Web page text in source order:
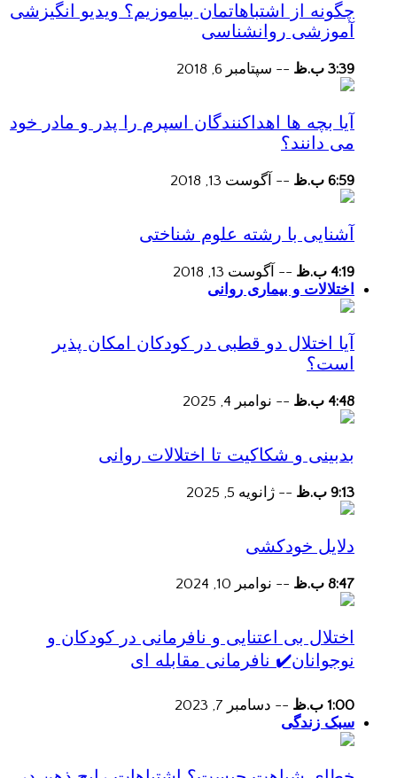
چگونه از اشتباهاتمان بیاموزیم؟ ویدیو انگیزشی
آموزشی روانشناسی
3:39 ب.ظ -- سپتامبر 6, 2018
آیا بچه ها اهداکنندگان اسپرم را پدر و مادر خود
می دانند؟
6:59 ب.ظ -- آگوست 13, 2018
آشنایی با رشته علوم شناختی
4:19 ب.ظ -- آگوست 13, 2018
اختلالات و بیماری روانی
آیا اختلال دو قطبی در کودکان امکان پذیر
است؟
4:48 ب.ظ -- نوامبر 4, 2025
بدبینی و شکاکیت تا اختلالات روانی
9:13 ب.ظ -- ژانویه 5, 2025
دلایل خودکشی
8:47 ب.ظ -- نوامبر 10, 2024
اختلال بی اعتنایی و نافرمانی در کودکان و
نوجوانان✔️ نافرمانی مقابله ای
1:00 ب.ظ -- دسامبر 7, 2023
سبک زندگی